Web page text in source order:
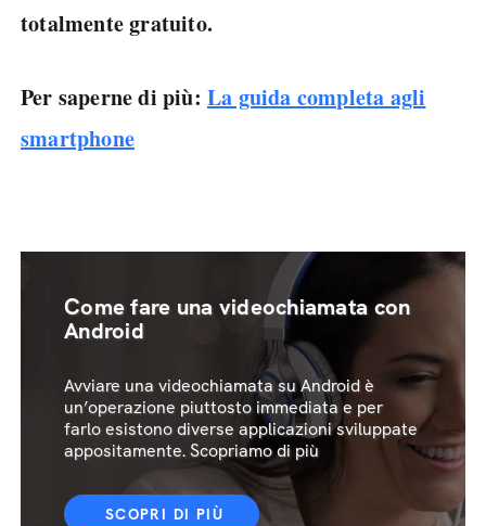
totalmente gratuito.
Per saperne di più: La guida completa agli
smartphone
Come fare una videochiamata con
Android
Avviare una videochiamata su Android è
un’operazione piuttosto immediata e per
farlo esistono diverse applicazioni sviluppate
appositamente. Scopriamo di più
SCOPRI DI PIÙ